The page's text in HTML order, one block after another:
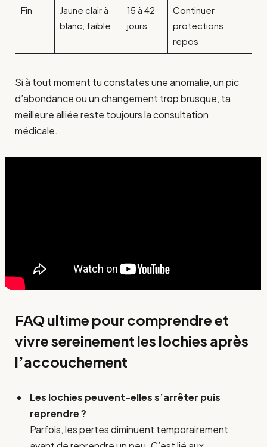
Fin
Jaune clair à
blanc, faible
15 à 42
jours
Continuer
protections,
repos
Si à tout moment tu constates une anomalie, un pic
d’abondance ou un changement trop brusque, ta
meilleure alliée reste toujours la consultation
médicale.
FAQ ultime pour comprendre et
vivre sereinement les lochies après
l’accouchement
Les lochies peuvent-elles s’arrêter puis
reprendre ?
Parfois, les pertes diminuent temporairement